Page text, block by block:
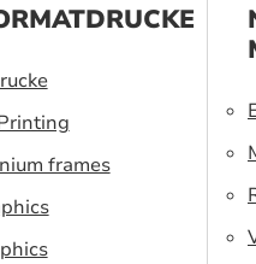
frames